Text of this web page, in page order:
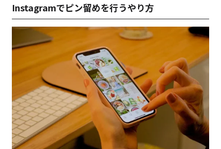
Instagramでピン留めを行うやり方